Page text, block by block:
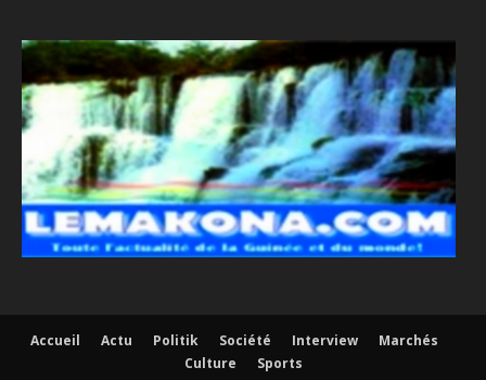
Accueil Actu Politik Société Interview
Marchés
Culture
Sports